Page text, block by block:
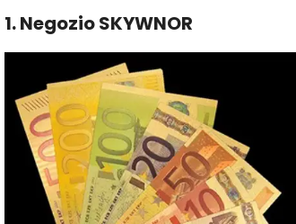
1. Negozio SKYWNOR